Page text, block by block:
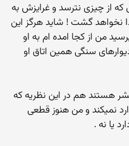
از چیزی نترسد و غرایزش به
نخواهد گشت ! شاید هرگز این
من از کجا امده ام به او
سنگی همین اتاق او
هستند هم در این نظریه که
نمیکند و من هنوز قطعی
یا نه .